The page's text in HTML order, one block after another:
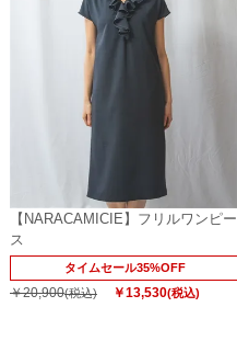
【NARACAMICIE】フリルワンピー
ス
タイムセール35%OFF
￥20,900(税込) ￥13,530(税込)